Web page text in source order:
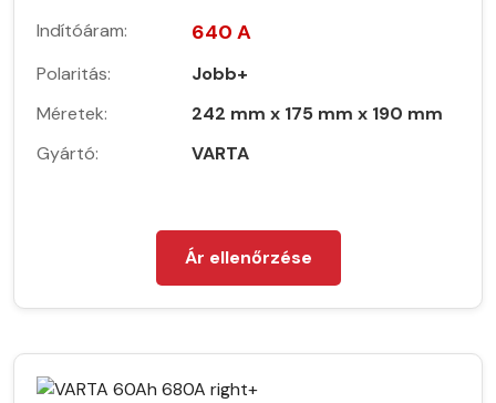
Indítóáram: 640 A
Polaritás:
Jobb+
Méretek:
242 mm x 175 mm x 190 mm
Gyártó:
VARTA
Ár ellenőrzése